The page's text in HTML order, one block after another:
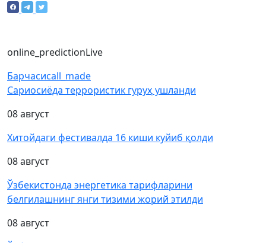
online_predictionLive
Барчасиcall_made
Сариосиёда террористик гуруҳ ушланди
08 август
Хитойдаги фестивалда 16 киши куйиб қолди
08 август
Ўзбекистонда энергетика тарифларини
белгилашнинг янги тизими жорий этилди
08 август